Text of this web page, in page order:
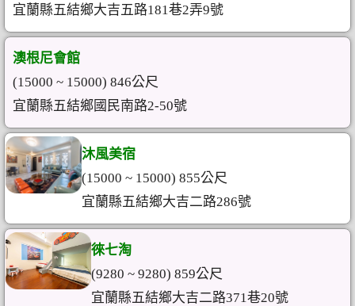
宜蘭縣五結鄉大吉五路181巷2弄9號
澳根尼會館
(15000 ~ 15000) 846公尺
宜蘭縣五結鄉國民南路2-50號
沐風美宿
(15000 ~ 15000) 855公尺
宜蘭縣五結鄉大吉二路286號
徠七淘
(9280 ~ 9280) 859公尺
宜蘭縣五結鄉大吉二路371巷20號